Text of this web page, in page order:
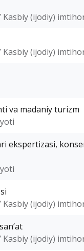
(ijodiy)
(ijodiy)
va madaniy turizm
ekspertizasi,
(ijodiy)
(ijodiy)